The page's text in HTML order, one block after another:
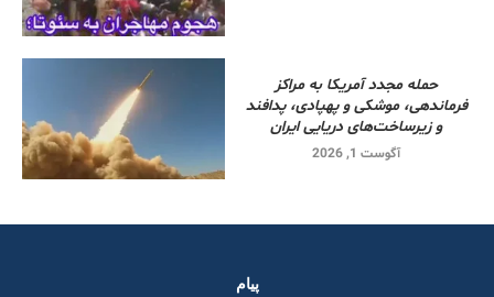
حمله مجدد آمریکا به مراکز
فرماندهی، موشکی و پهپادی، پدافند
و زیرساخت‌های دریایی ایران
آگوست 1, 2026
پیام